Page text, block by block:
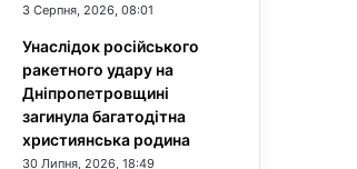
3 Серпня, 2026, 08:01
Унаслідок російського
ракетного удару на
Дніпропетровщині
загинула багатодітна
християнська родина
30 Липня, 2026, 18:49